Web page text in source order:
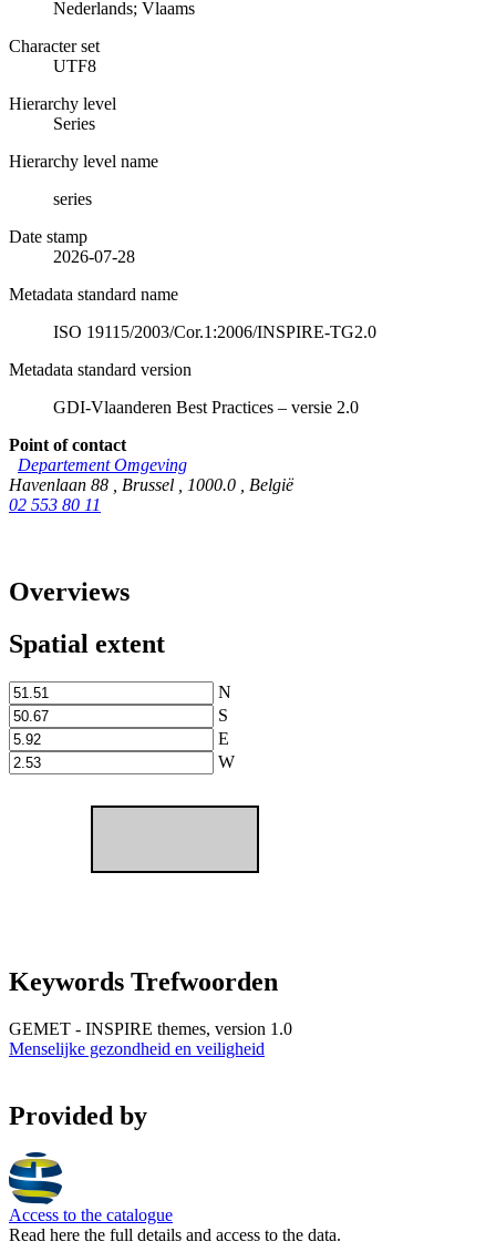
Nederlands; Vlaams
Character set
UTF8
Hierarchy level
Series
Hierarchy level name
series
Date stamp
2026-07-28
Metadata standard name
ISO 19115/2003/Cor.1:2006/INSPIRE-TG2.0
Metadata standard version
GDI-Vlaanderen Best Practices – versie 2.0
Point of contact
Departement Omgeving
Havenlaan 88
Brussel 1000.0
België
02 553 80 11
Overviews
Spatial extent
N
S
E
W
Keywords Trefwoorden
GEMET - INSPIRE themes, version 1.0
Menselijke gezondheid en veiligheid
Provided by
Access to the catalogue
Read here the full details and access to the data.